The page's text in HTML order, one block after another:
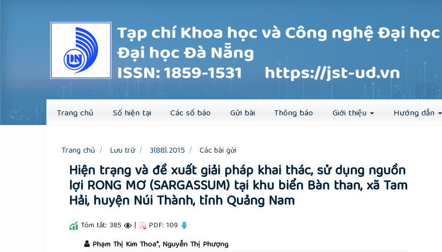
Trang chủ Số hiện tại Các số báo Gửi bài Thông báo Giới thiệu Hướng dẫn
Đăng ký Đăng nhập
Trang chủ Lưu trữ 3(88).2015 Các bài gửi
Hiện trạng và đề xuất giải pháp khai thác, sử dụng nguồn
lợi RONG MƠ (SARGASSUM) tại khu biển Bàn than, xã Tam
Hải, huyện Núi Thành, tỉnh Quảng Nam
Tóm tắt: 385 | PDF: 109
##plugins.themes.academic_pro.article.main##
Phạm Thị Kim Thoa*, Nguyễn Thị Phượng